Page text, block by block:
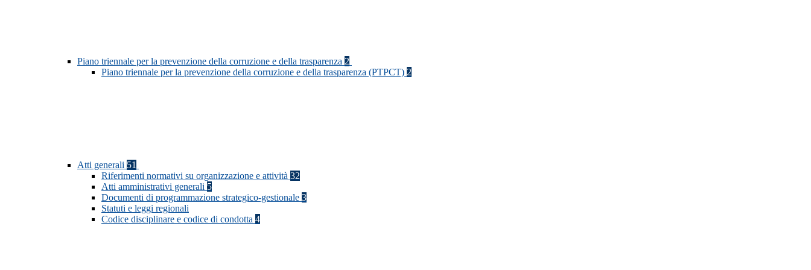
Piano triennale per la prevenzione della corruzione e della trasparenza 2
Piano triennale per la prevenzione della corruzione e della trasparenza (PTPCT) 2
Atti generali 51
Riferimenti normativi su organizzazione e attività 32
Atti amministrativi generali 5
Documenti di programmazione strategico-gestionale 3
Statuti e leggi regionali
Codice disciplinare e codice di condotta 4